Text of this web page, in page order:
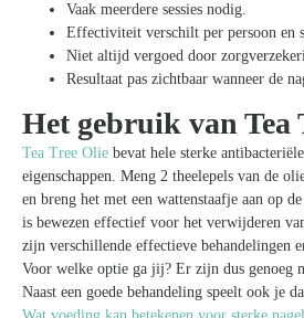
Vaak meerdere sessies nodig.
Effectiviteit verschilt per persoon en
Niet altijd vergoed door
Resultaat pas zichtbaar wanneer de
Het gebruik van Tea
Tea Tree Olie bevat hele sterke
eigenschappen. Meng 2 theelepels van de
en breng het met een wattenstaafje aan op
is bewezen effectief voor het verwijderen
zijn verschillende effectieve behandelingen
Voor welke optie ga jij? Er zijn dus genoeg
Naast een goede behandeling speelt ook je